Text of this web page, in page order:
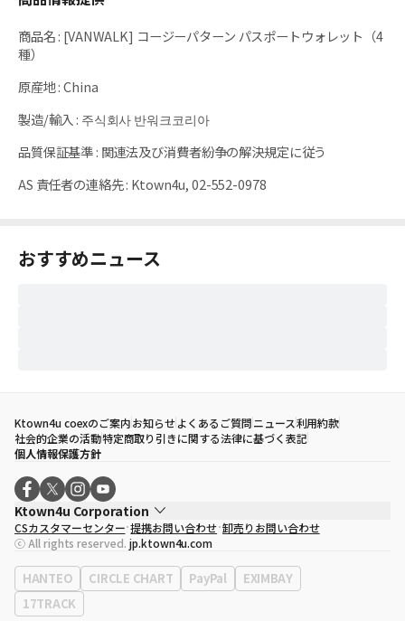
商品名: [VANWALK] コージーパターン パスポートウォレット（4
種）
原産地:China
製造/輸入 : 주식회사 반워크코리아
品質保証基準: 関連法及び消費者紛争の解決規定に従う
AS 責任者の連絡先: Ktown4u, 02-552-0978
おすすめニュース
Ktown4u coexのご案内お知らせよくあるご質問ニュース利用約款
社会的企業の活動特定商取り引きに関する法律に基づく表記
個人情報保護方針
Ktown4u Corporation
代表取締役
ソン・ヒョミン
事業者登録番号120-87-71116
eContext
0120-23-7523
事務所住所
ソウル特別市江南区永東大路513、3階(三成洞、coex)
CSカスタマーセンター 提携お問い合わせ 卸売りお問い合わせ
ⓒ All rights reserved. jp.ktown4u.com
HANTEO CIRCLE CHART PayPal
EXIMBAY
17TRACK